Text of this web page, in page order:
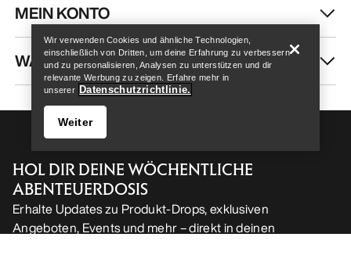
Help
Wir verwenden Cookies und ähnliche Technologien,
einschließlich von Dritten, um deine Erfahrung zu verbessern
und zu personalisieren, Analysen zu unterstützen und dir
relevante Werbung zu zeigen. Erfahre mehr in
unserer Datenschutzrichtlinie.
Weiter